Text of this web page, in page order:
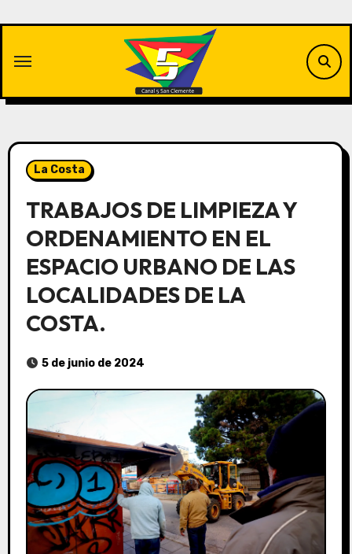
contenido
La Costa
TRABAJOS DE LIMPIEZA Y
ORDENAMIENTO EN EL
ESPACIO URBANO DE LAS
LOCALIDADES DE LA
COSTA.
5 de junio de 2024